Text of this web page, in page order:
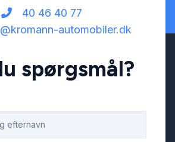
40 46 40 77
automobiler.dk
spørgsmål?